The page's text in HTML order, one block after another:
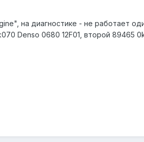
на диагностике - не работает
Denso 0680 12F01, второй 89465